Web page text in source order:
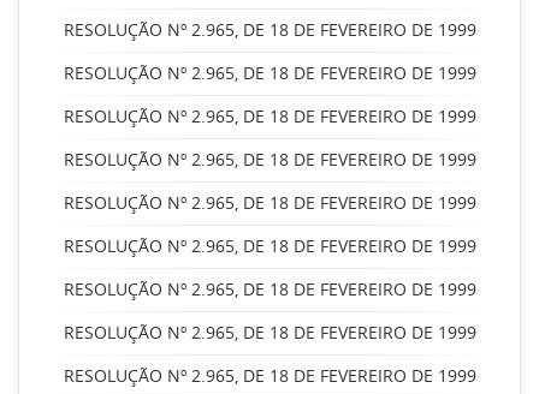
RESOLUÇÃO Nº 2.965, DE 18 DE FEVEREIRO DE 1999
RESOLUÇÃO Nº 2.965, DE 18 DE FEVEREIRO DE 1999
RESOLUÇÃO Nº 2.965, DE 18 DE FEVEREIRO DE 1999
RESOLUÇÃO Nº 2.965, DE 18 DE FEVEREIRO DE 1999
RESOLUÇÃO Nº 2.965, DE 18 DE FEVEREIRO DE 1999
RESOLUÇÃO Nº 2.965, DE 18 DE FEVEREIRO DE 1999
RESOLUÇÃO Nº 2.965, DE 18 DE FEVEREIRO DE 1999
RESOLUÇÃO Nº 2.965, DE 18 DE FEVEREIRO DE 1999
RESOLUÇÃO Nº 2.965, DE 18 DE FEVEREIRO DE 1999